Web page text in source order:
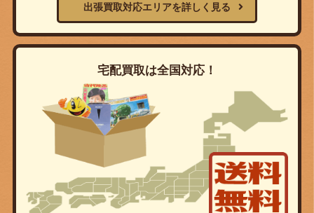
出張買取対応エリアを詳しく見る
宅配買取は全国対応！